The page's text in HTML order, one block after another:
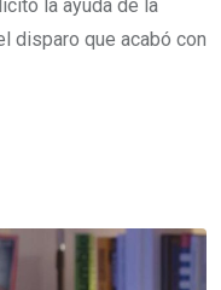
la ayuda de la
disparo que acabó con